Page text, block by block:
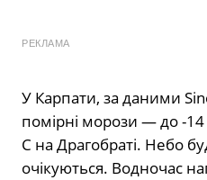
РЕКЛАМА
У Карпати, за даними
помірні морози — до -14
С на Драгобраті. Небо
очікуються. Водночас